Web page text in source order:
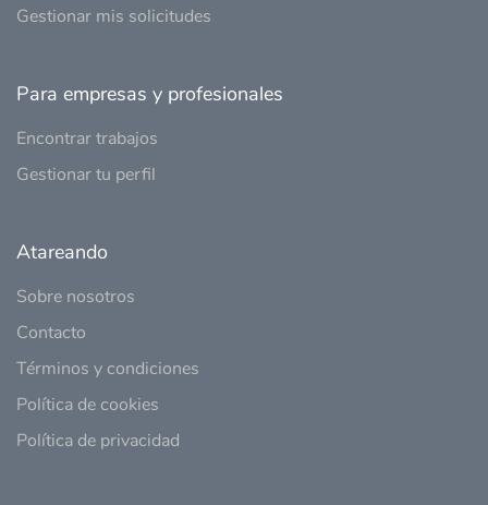
Gestionar mis solicitudes
Para empresas y profesionales
Encontrar trabajos
Gestionar tu perfil
Atareando
Sobre nosotros
Contacto
Términos y condiciones
Política de cookies
Política de privacidad